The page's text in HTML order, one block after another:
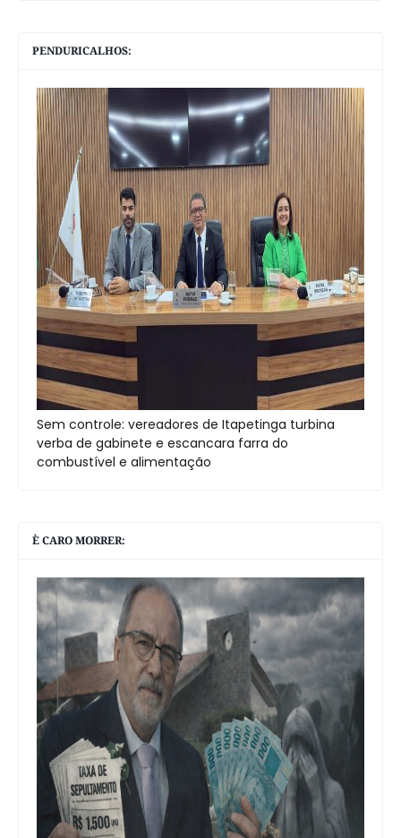
PENDURICALHOS:
Sem controle: vereadores de Itapetinga turbina
verba de gabinete e escancara farra do
combustível e alimentação
È CARO MORRER: